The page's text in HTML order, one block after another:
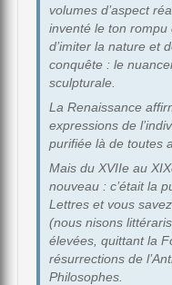
volumes d’aspect
inventé le ton
d’imiter la nature et
conquête : le
sculpturale.
La Renaissance
expressions de
purifiée là de toutes
Mais du XVIIe au
nouveau : c’était la
Lettres et vous
(nous nisons
élevées, quittant la
résurrections de
Philosophes.